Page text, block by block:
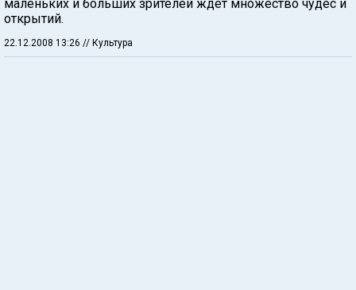
маленьких и больших зрителей ждет множество чудес и
открытий.
22.12.2008 13:26 // Культура